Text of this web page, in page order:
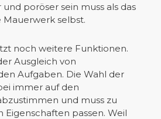
poröser sein muss als das
selbst.
noch weitere Funktionen.
Ausgleich von
Aufgaben. Die Wahl der
immer auf den
und muss zu
Eigenschaften passen. Weil